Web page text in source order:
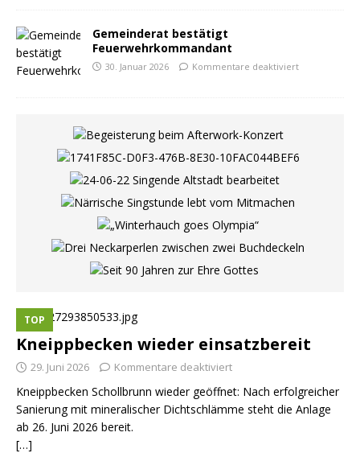
Gemeinderat bestätigt
Feuerwehrkommandant
30. Januar 2026 Kommentare deaktiviert
TOP
Kneippbecken wieder einsatzbereit
29. Juni 2026 Kommentare deaktiviert
Kneippbecken Schollbrunn wieder geöffnet: Nach erfolgreicher
Sanierung mit mineralischer Dichtschlämme steht die Anlage
ab 26. Juni 2026 bereit.
[…]